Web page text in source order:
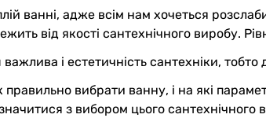
ванні, адже всім нам хочеться
від якості сантехнічного виробу.
і естетичність сантехніки,
вибрати ванну, і на які
з вибором цього сантехнічного